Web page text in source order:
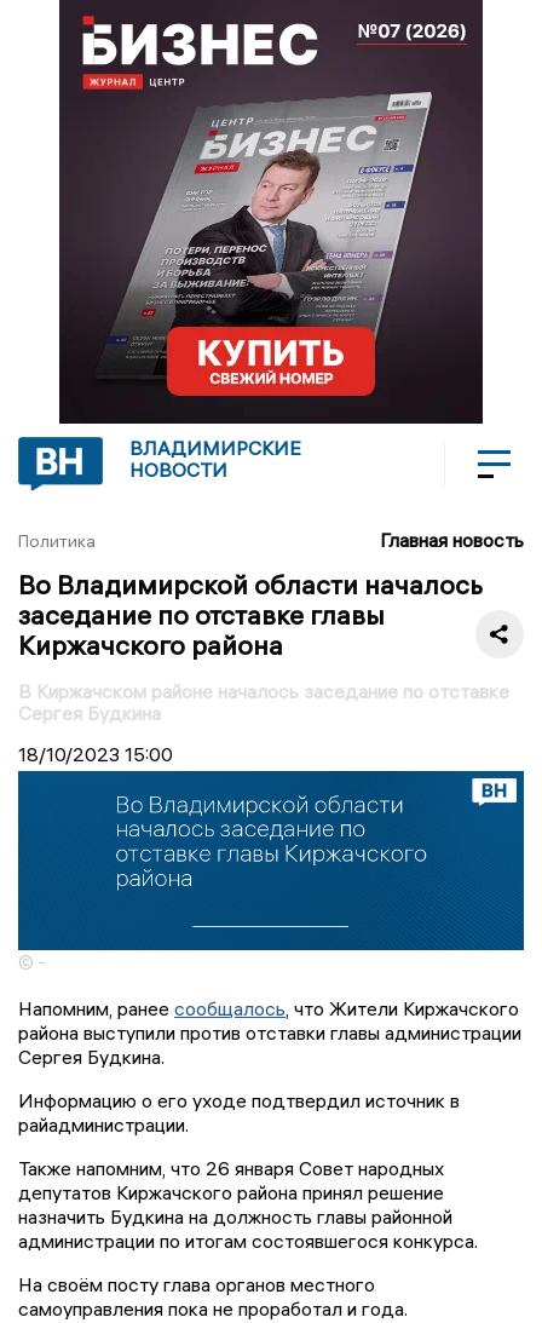
ВЛАДИМИРСКИЕ
НОВОСТИ
Политика Главная новость
Во Владимирской области началось
заседание по отставке главы
Киржачского района
В Киржачском районе началось заседание по отставке
Сергея Будкина
18/10/2023 15:00
© -
Напомним, ранее сообщалось, что Жители Киржачского
района выступили против отставки главы администрации
Сергея Будкина.
Информацию о его уходе подтвердил источник в
райадминистрации.
Также напомним, что 26 января Совет народных
депутатов Киржачского района принял решение
назначить Будкина на должность главы районной
администрации по итогам состоявшегося конкурса.
На своём посту глава органов местного
самоуправления пока не проработал и года.